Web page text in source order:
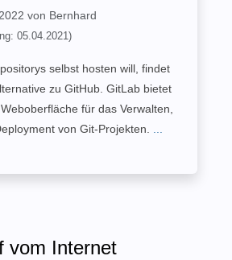
von Bernhard
05.04.2021)
selbst hosten will, findet
zu GitHub. GitLab bietet
für das Verwalten,
von Git-Projekten. ...
vom Internet